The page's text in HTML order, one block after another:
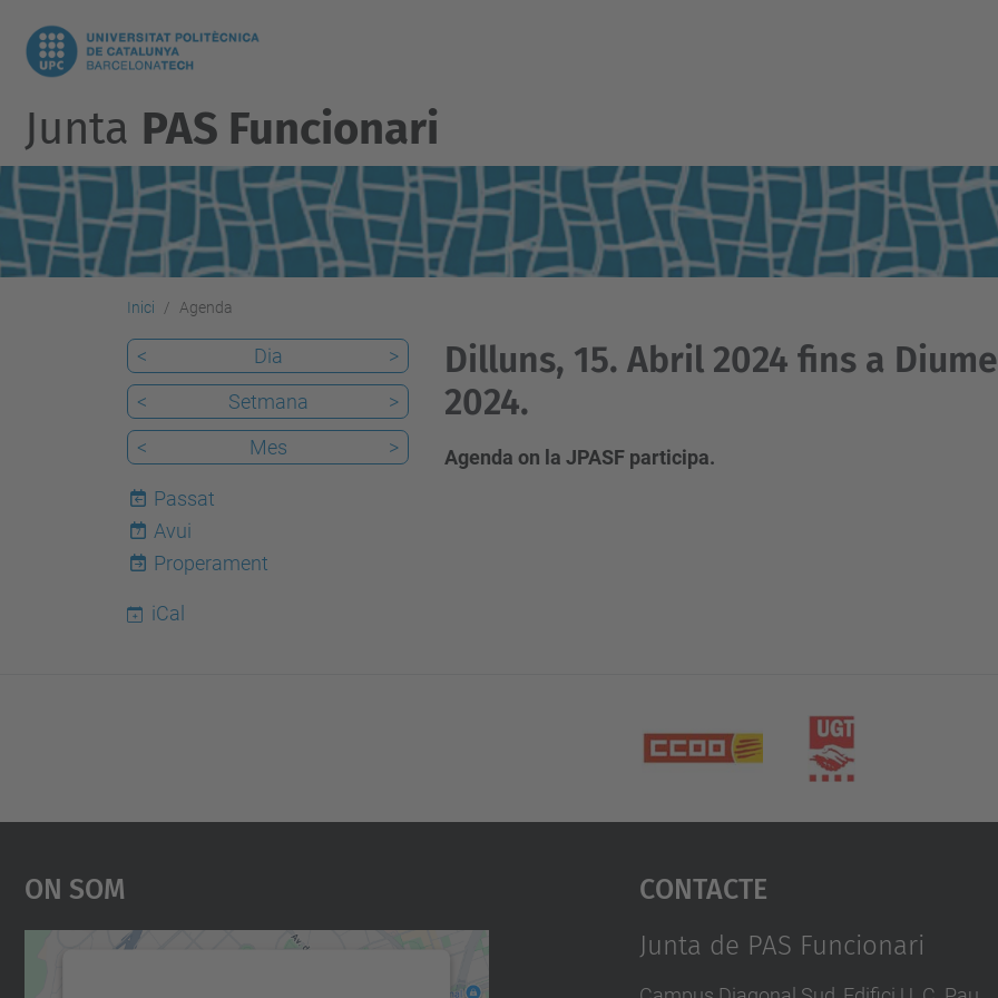
Junta PAS Funcionari
Inici Agenda
Dilluns, 15. Abril 2024 fins a
2024.
Agenda on la JPASF participa.
< Dia
>
<
Setmana
>
<
Mes >
Passat
7
Avui
Properament
iCal
On Som Contacte
Junta de PAS Funcionari